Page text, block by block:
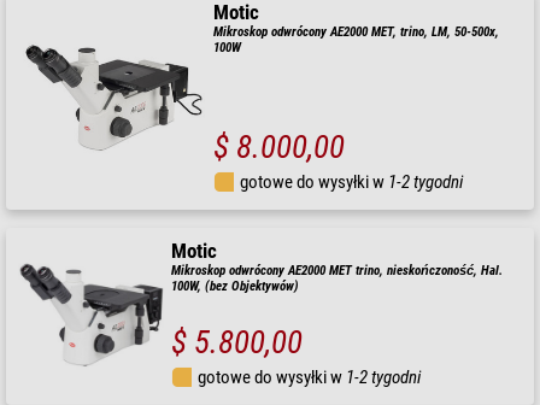
Motic
Mikroskop odwrócony AE2000 MET, trino, LM, 50-500x,
100W
$ 8.000,00
gotowe do wysyłki w 1-2 tygodni
Motic
Mikroskop odwrócony AE2000 MET trino, nieskończoność, Hal.
100W, (bez Objektywów)
$ 5.800,00
gotowe do wysyłki w 1-2 tygodni